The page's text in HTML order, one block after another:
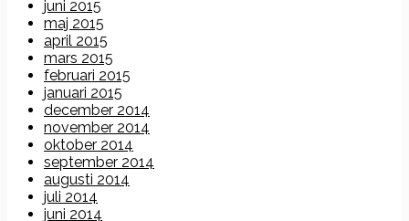
juni 2015
maj 2015
april 2015
mars 2015
februari 2015
januari 2015
december 2014
november 2014
oktober 2014
september 2014
augusti 2014
juli 2014
juni 2014